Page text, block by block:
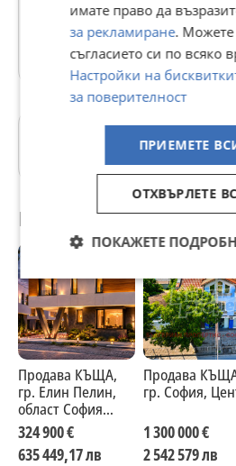
115 Обяви
Още оферти на https://
Препоръчани за теб
Продава КЪЩА,
гр. Елин Пелин,
област София
област
324 900 €
635 449,17 лв
Продава
гр. София,
1 300 000 €
2 542 579 лв
имате право да
за рекламиране. Можете
съгласието си по всяко
Настройки на
за поверителност
ПРИЕМЕТЕ
ОТХВЪРЛЕТЕ
ПОКАЖЕТЕ